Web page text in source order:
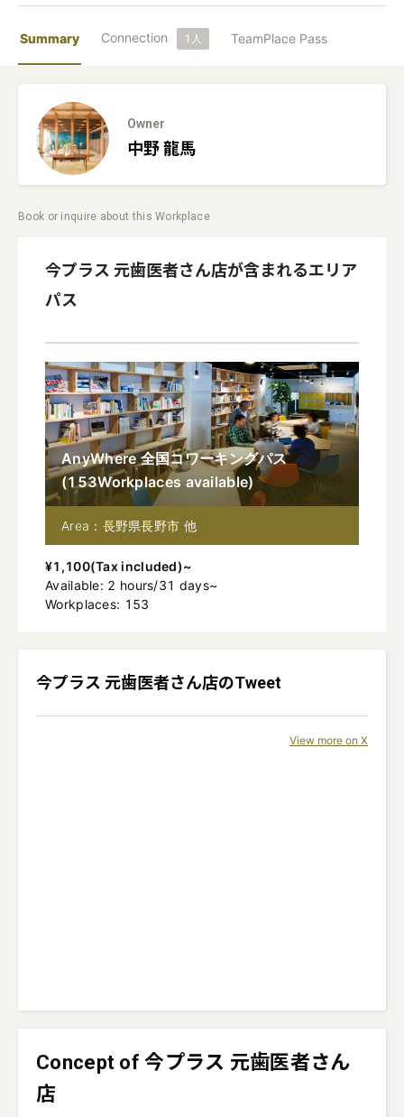
Summary Connection 1 人 TeamPlace Pass
Owner
中野龍馬
Book or inquire about this Workplace
今プラス 元歯医者さん店が含まれるエリア
パス
AnyWhere 全国コワーキングパス
(153Workplaces available)
Area：長野県長野市 他
¥1,100(Tax included)~
Available: 2 hours/31 days~
Workplaces: 153
今プラス 元歯医者さん店のTweet
View more on X
Concept of 今プラス 元歯医者さん
店